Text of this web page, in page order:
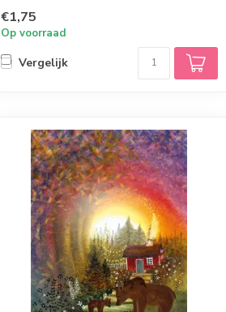
€1,75
Op voorraad
Vergelijk